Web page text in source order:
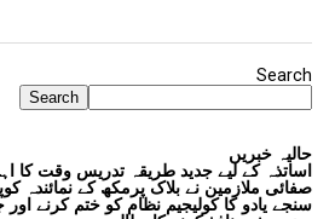
Search
Search
حالیہ خبریں
اساتذہ کے لیے جدید طریقہ تدریس وقت کا
صفائی ملازمین نے بلاک پرمکھ کے نمائندہ
سنجے یادو کا کولیجیم نظام کو ختم کرنے